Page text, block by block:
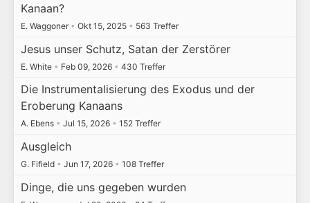
Kanaan?
E. Waggoner • Okt 15, 2025 • 563 Treffer
Jesus unser Schutz, Satan der Zerstörer
E. White • Feb 09, 2026 • 430 Treffer
Die Instrumentalisierung des Exodus und der
Eroberung Kanaans
A. Ebens • Jul 15, 2026 • 152 Treffer
Ausgleich
G. Fifield • Jun 17, 2026 • 108 Treffer
Dinge, die uns gegeben wurden